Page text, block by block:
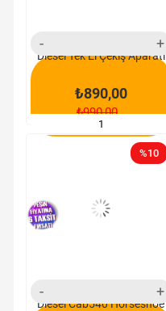
Diesel Tek El Çekiş Aparatı
₺890,00
₺990,00
SEPETE EKLE
Diesel Cab540 Horseshoe
%10
yeni
ürün